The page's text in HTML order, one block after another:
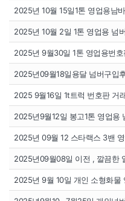
2025년 10월 15일1톤 영업용남
2025년 10월 2일 1톤 영업용 넘
2025년 9월30일 1톤 영업용번호
2025년09월18일용달 넘버구입
2025 9월16일 1t트럭 번호판 거
2025년9월12일 봉고1톤 영업용
2025년 09월 12 스타랙스 3밴
2025년09월08일 이전 , 깔끔한
2025년 9월 10일 개인 소형화물